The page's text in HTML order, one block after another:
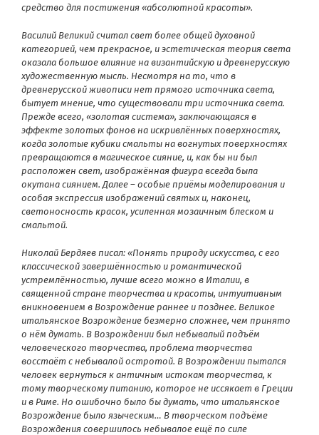
средство для постижения «абсолютной красоты».
Василий Великий считал свет более общей духовной
категорией, чем прекрасное, и эстетическая теория света
оказала большое влияние на византийскую и древнерусскую
художественную мысль. Несмотря на то, что в
древнерусской живописи нет прямого источника света,
бытует мнение, что существовали три источника света.
Прежде всего, «золотая система», заключающаяся в
эффекте золотых фонов на искривлённых поверхностях,
когда золотые кубики смальты на вогнутых поверхностях
превращаются в магическое сияние, и, как бы ни был
расположен свет, изображённая фигура всегда была
окутана сиянием. Далее – особые приёмы моделирования и
особая экспрессия изображений святых и, наконец,
светоносность красок, усиленная мозаичным блеском и
смальтой.
Николай Бердяев писал: «Понять природу искусства, с его
классической завершённостью и романтической
устремлённостью, лучше всего можно в Италии, в
священной стране творчества и красоты, интуитивным
вникновением в Возрождение раннее и позднее. Великое
итальянское Возрождение безмерно сложнее, чем принято
о нём думать. В Возрождении был небывалый подъём
человеческого творчества, проблема творчества
восстаёт с небывалой остротой. В Возрождении пытался
человек вернуться к античным истокам творчества, к
тому творческому питанию, которое не иссякает в Греции
и в Риме. Но ошибочно было бы думать, что итальянское
Возрождение было языческим… В творческом подъёме
Возрождения совершилось небывалое ещё по силе